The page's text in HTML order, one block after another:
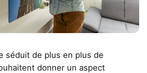
séduit de plus en plus de
donner un aspect